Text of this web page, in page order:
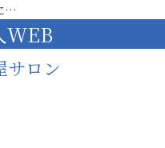
…
WEB
サロン